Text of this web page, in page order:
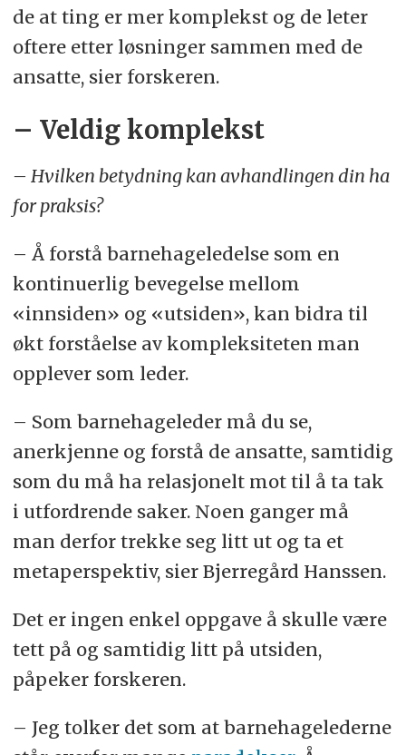
de at ting er mer komplekst og de leter
oftere etter løsninger sammen med de
ansatte, sier forskeren.
– Veldig komplekst
– Hvilken betydning kan avhandlingen din ha
for praksis?
– Å forstå barnehageledelse som en
kontinuerlig bevegelse mellom
«innsiden» og «utsiden», kan bidra til
økt forståelse av kompleksiteten man
opplever som leder.
– Som barnehageleder må du se,
anerkjenne og forstå de ansatte, samtidig
som du må ha relasjonelt mot til å ta tak
i utfordrende saker. Noen ganger må
man derfor trekke seg litt ut og ta et
metaperspektiv, sier Bjerregård Hanssen.
Det er ingen enkel oppgave å skulle være
tett på og samtidig litt på utsiden,
påpeker forskeren.
– Jeg tolker det som at barnehagelederne